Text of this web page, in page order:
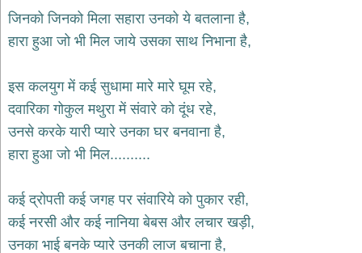
प्रथम
कृष्ण
भजन
krishna
bhajans
भजन
shiv
bhajans
हनुमान
जिनको जिनको मिला सहारा उनको ये बतलाना है,
हारा हुआ जो भी मिल जाये उसका साथ निभाना है,
इस कलयुग में कई सुधामा मारे मारे घूम रहे,
दवारिका गोकुल मथुरा में संवारे को दूंध रहे,
उनसे करके यारी प्यारे उनका घर बनवाना है,
हारा हुआ जो भी मिल..........
कई द्रोपती कई जगह पर संवारिये को पुकार रही,
कई नरसी और कई नानिया बेबस और लचार खड़ी,
उनका भाई बनके प्यारे उनकी लाज बचाना है,